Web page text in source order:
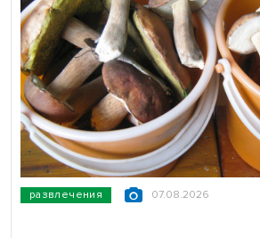
развлечения 07.08.2026